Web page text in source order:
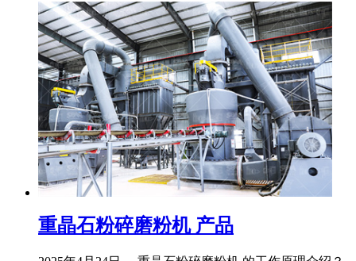
重晶石粉碎磨粉机 产品